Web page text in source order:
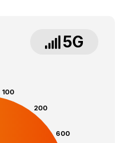
5G
100
200
600